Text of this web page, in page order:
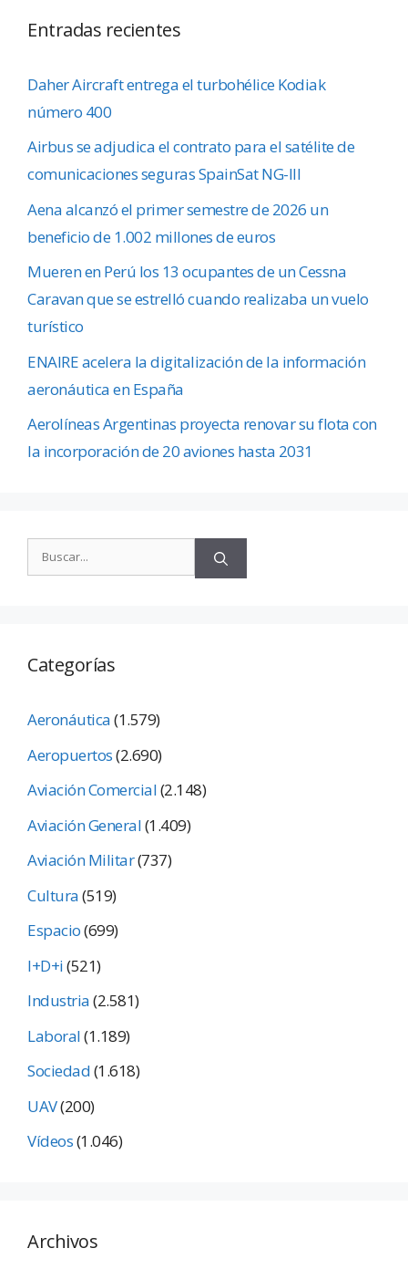
Entradas recientes
Daher Aircraft entrega el turbohélice Kodiak
número 400
Airbus se adjudica el contrato para el satélite de
comunicaciones seguras SpainSat NG-III
Aena alcanzó el primer semestre de 2026 un
beneficio de 1.002 millones de euros
Mueren en Perú los 13 ocupantes de un Cessna
Caravan que se estrelló cuando realizaba un vuelo
turístico
ENAIRE acelera la digitalización de la información
aeronáutica en España
Aerolíneas Argentinas proyecta renovar su flota con
la incorporación de 20 aviones hasta 2031
Categorías
Aeronáutica(1.579)
Aeropuertos(2.690)
Aviación Comercial(2.148)
Aviación General(1.409)
Aviación Militar(737)
Cultura(519)
Espacio(699)
I+D+i(521)
Industria(2.581)
Laboral(1.189)
Sociedad(1.618)
UAV(200)
Vídeos(1.046)
Archivos